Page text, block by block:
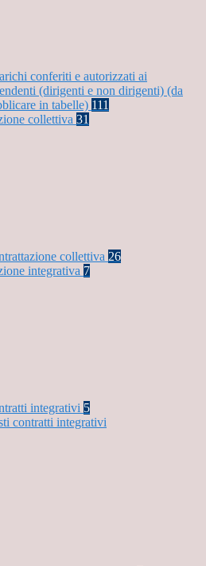
conferiti e autorizzati ai
(dirigenti e non dirigenti) (da
in tabelle) 111
collettiva 31
collettiva 26
integrativa 7
integrativi 5
contratti integrativi